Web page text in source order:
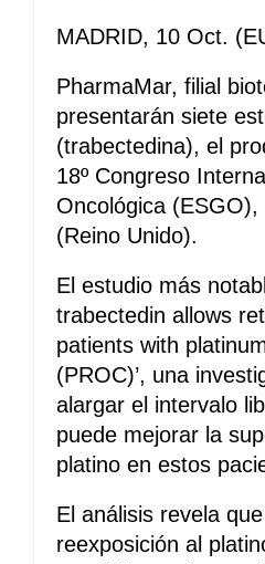
MADRID, 10 Oct.
PharmaMar, filial
presentarán siete
(trabectedina), el
18º Congreso
Oncológica
(Reino Unido).
El estudio más
trabectedin allows
patients with
(PROC)’, una
alargar el intervalo
puede mejorar la
platino en estos
El análisis revela
reexposición al